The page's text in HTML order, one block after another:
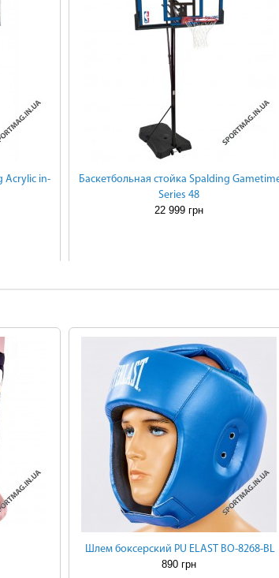
Acrylic in-
Баскетбольная стойка Spalding
Series 48
22 999 грн
Шлем боксерский PU ELAST BO-8268-BL
890 грн